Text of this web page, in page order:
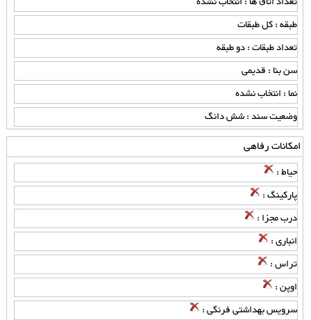
طبقه : کل طبقات
تعداد طبقات : دو طبقه
سن بنا : قدیمی
نما : انتخاب نشده
وضعیت سند : شش دانگ
امکانات رفاهی
حیاط :
پارکینگ :
درب مجزا :
انباری :
تراس :
اوپن :
سرویس بهداشتی فرنگی :